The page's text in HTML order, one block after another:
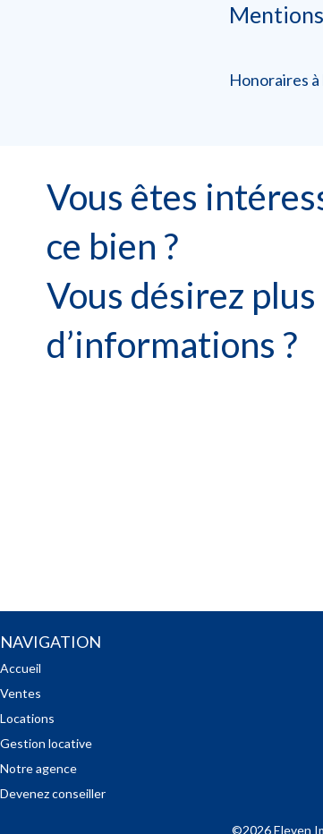
Honoraires
Vous êtes
ce bien ?
Vous désirez plus
d’informations ?
NAVIGATION
Accueil
Ventes
Locations
Gestion locative
Notre agence
Devenez conseiller
©2026 Eleven